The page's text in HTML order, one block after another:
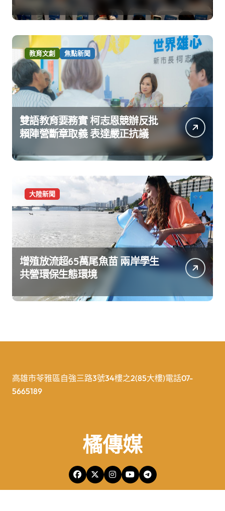
教育文創 焦點新聞
雙語教育要務實 柯志恩競辦反批
賴陣營斷章取義 表達嚴正抗議
大陸新聞
增殖放流超65萬尾魚苗 兩岸學生
共營環保生態環境
高雄市苓雅區自強三路3號34樓之2(85大樓)電話07-
5665189
橘傳媒